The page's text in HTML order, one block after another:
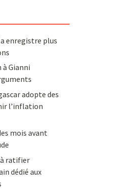
enregistre plus
à Gianni
adopte des
l’inflation
mois avant
ratifier
dédié aux